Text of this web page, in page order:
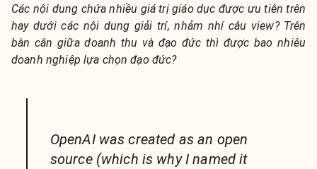
Các nội dung chứa nhiều giá trị giáo dục được ưu tiên trên
hay dưới các nội dung giải trí, nhảm nhí câu view? Trên
bàn cân giữa doanh thu và đạo đức thì được bao nhiêu
doanh nghiệp lựa chọn đạo đức?
OpenAI was created as an open
source (which is why I named it